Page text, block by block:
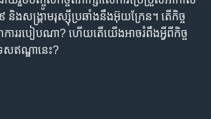
និង​សង្រ្គាម​រុស្ស៊ី​ប្រឆាំង​នឹង​អ៊ុយក្រែន។ តើ​កិច្ច​
ារ​របៀប​ណា? ហើយ​តើ​យើង​អាច​រំពឹង​អ្វី​ពី​កិច្ច​
ស​ឥណ្ឌា​នេះ?